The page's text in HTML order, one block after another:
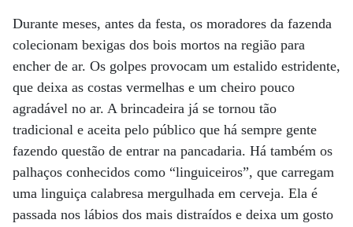
Durante meses, antes da festa, os moradores da fazenda
colecionam bexigas dos bois mortos na região para
encher de ar. Os golpes provocam um estalido estridente,
que deixa as costas vermelhas e um cheiro pouco
agradável no ar. A brincadeira já se tornou tão
tradicional e aceita pelo público que há sempre gente
fazendo questão de entrar na pancadaria. Há também os
palhaços conhecidos como “linguiceiros”, que carregam
uma linguiça calabresa mergulhada em cerveja. Ela é
passada nos lábios dos mais distraídos e deixa um gosto